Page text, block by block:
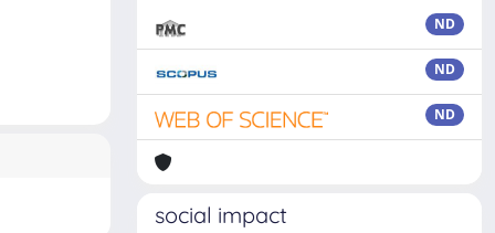
ND
ND
ND
social impact